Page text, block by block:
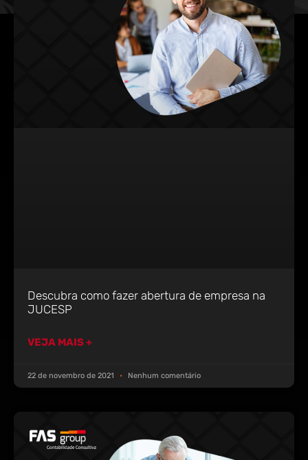
Descubra como fazer abertura de empresa na
JUCESP
VEJA MAIS +
22 de novembro de 2021 Nenhum comentário